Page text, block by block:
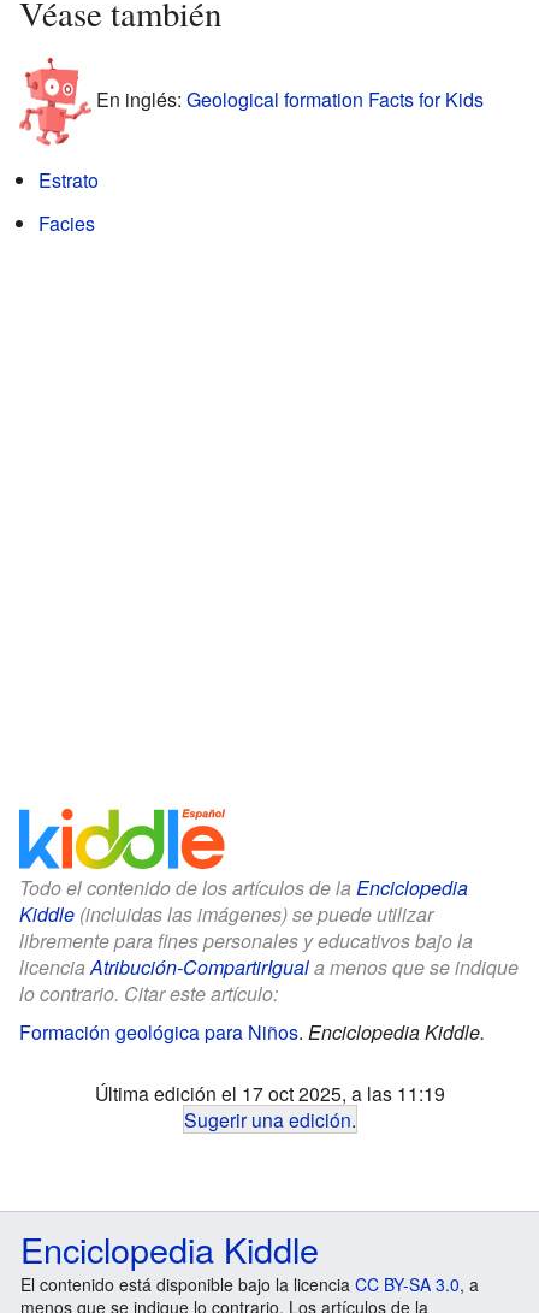
Véase también
En inglés: Geological formation Facts for Kids
Estrato
Facies
Todo el contenido de los artículos de la Enciclopedia
Kiddle (incluidas las imágenes) se puede utilizar
libremente para fines personales y educativos bajo la
licenciaAtribución-CompartirIguala menos que se indique
lo contrario. Citar este artículo:
Formación geológica para Niños. Enciclopedia Kiddle.
Última edición el 17 oct 2025, a las 11:19
Sugerir una edición.
Enciclopedia Kiddle
El contenido está disponible bajo la licencia CC BY-SA 3.0, a
menos que se indique lo contrario. Los artículos de la